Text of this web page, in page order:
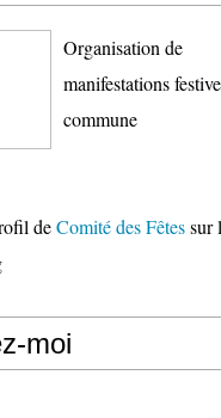
Organisation de
manifestations
commune
deComité des Fêtessur
moi